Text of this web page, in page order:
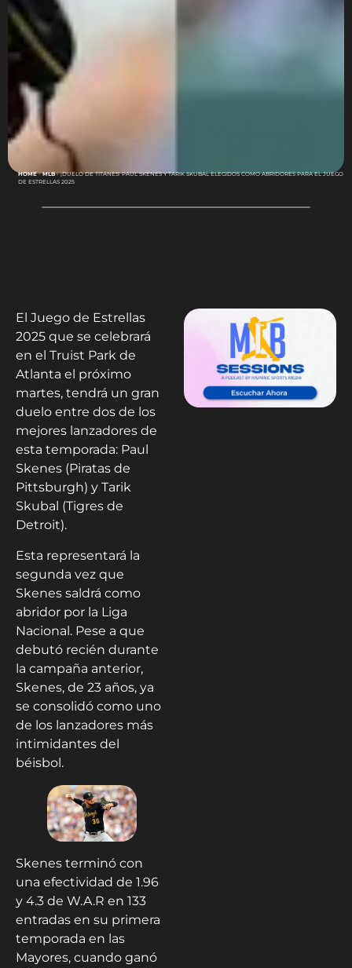
HOME-MLB-¡DUELO DE TITANES! PAUL SKENES Y TARIK SKUBAL ELEGIDOS COMO ABRIDORES PARA EL JUEGO
DE ESTRELLAS 2025
El Juego de Estrellas
2025 que se celebrará
en el Truist Park de
Atlanta el próximo
martes, tendrá un gran
duelo entre dos de los
mejores lanzadores de
esta temporada: Paul
Skenes (Piratas de
Pittsburgh) y Tarik
Skubal (Tigres de
Detroit).
Esta representará la
segunda vez que
Skenes saldrá como
abridor por la Liga
Nacional. Pese a que
debutó recién durante
la campaña anterior,
Skenes, de 23 años, ya
se consolidó como uno
de los lanzadores más
intimidantes del
béisbol.
Skenes terminó con
una efectividad de 1.96
y 4.3 de W.A.R en 133
entradas en su primera
temporada en las
Mayores, cuando ganó